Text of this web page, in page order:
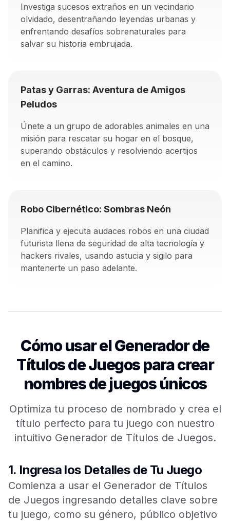
Investiga sucesos extraños en un vecindario
olvidado, desentrañando leyendas urbanas y
enfrentando desafíos sobrenaturales para
salvar su historia embrujada.
Patas y Garras: Aventura de Amigos
Peludos
Únete a un grupo de adorables animales en una
misión para rescatar su hogar en el bosque,
superando obstáculos y resolviendo acertijos
en el camino.
Robo Cibernético: Sombras Neón
Planifica y ejecuta audaces robos en una ciudad
futurista llena de seguridad de alta tecnología y
hackers rivales, usando astucia y sigilo para
mantenerte un paso adelante.
Cómo usar el Generador de
Títulos de Juegos para crear
nombres de juegos únicos
Optimiza tu proceso de nombrado y crea el
título perfecto para tu juego con nuestro
intuitivo Generador de Títulos de Juegos.
1. Ingresa los Detalles de Tu Juego
Comienza a usar el Generador de Títulos
de Juegos ingresando detalles clave sobre
tu juego, como su género, público objetivo